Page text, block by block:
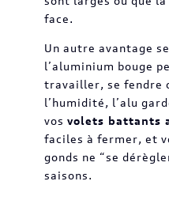
face.
Un autre avantage
l’aluminium bouge
travailler, se fendre
l’humidité, l’alu
vos volets battants
faciles à fermer, et
gonds ne “se
saisons.